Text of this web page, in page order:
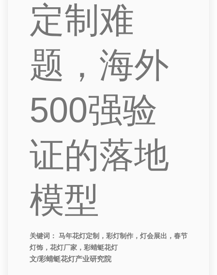
定制难
题，海外
500强验
证的落地
模型
关键词： 马年花灯定制，彩灯制作，灯会展出，春节
灯饰，花灯厂家，彩蜻蜓花灯
文/彩蜻蜓花灯产业研究院